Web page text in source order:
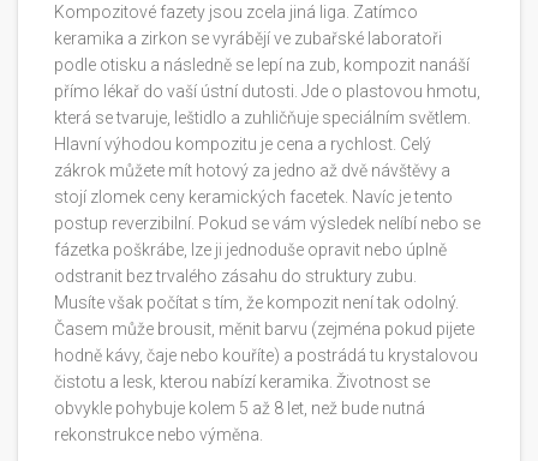
Kompozitové fazety jsou zcela jiná liga. Zatímco
keramika a zirkon se vyrábějí ve zubařské laboratoři
podle otisku a následně se lepí na zub, kompozit nanáší
přímo lékař do vaší ústní dutosti. Jde o plastovou hmotu,
která se tvaruje, leštidlo a zuhličňuje speciálním světlem.
Hlavní výhodou kompozitu je cena a rychlost. Celý
zákrok můžete mít hotový za jedno až dvě návštěvy a
stojí zlomek ceny keramických facetek. Navíc je tento
postup reverzibilní. Pokud se vám výsledek nelíbí nebo se
fázetka poškrábe, lze ji jednoduše opravit nebo úplně
odstranit bez trvalého zásahu do struktury zubu.
Musíte však počítat s tím, že kompozit není tak odolný.
Časem může brousit, měnit barvu (zejména pokud pijete
hodně kávy, čaje nebo kouříte) a postrádá tu krystalovou
čistotu a lesk, kterou nabízí keramika. Životnost se
obvykle pohybuje kolem 5 až 8 let, než bude nutná
rekonstrukce nebo výměna.